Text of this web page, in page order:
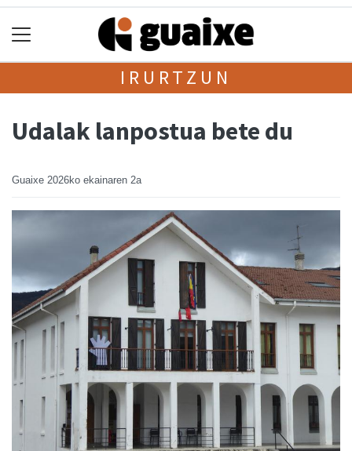
IRURTZUN
Udalak lanpostua bete du
Guaixe 2026ko ekainaren 2a